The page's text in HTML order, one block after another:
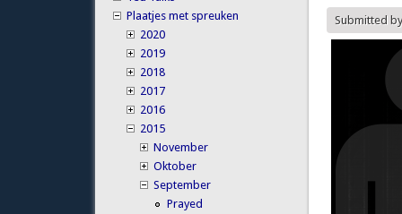
Submitted
Plaatjes met spreuken
2020
2019
2018
2017
2016
2015
November
Oktober
September
Prayed